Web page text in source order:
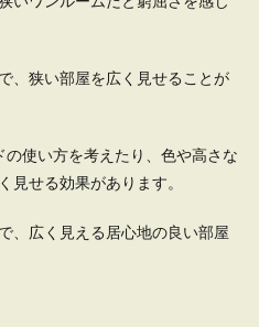
、狭い部屋を広く見せることが
使い方を考えたり、色や高さな
見せる効果があります。
、広く見える居心地の良い部屋